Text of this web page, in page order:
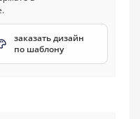
заказать дизайн
по шаблону